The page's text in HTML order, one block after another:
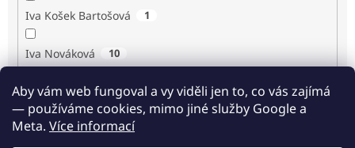
Aby vám web fungoval a vy viděli jen to, co vás zajímá
— používáme cookies, mimo jiné služby Google a
Meta. Více informací
Iva Košek Bartošová 1
Iva Nováková 10
Iva Procházková 1
Ivan Renč 1